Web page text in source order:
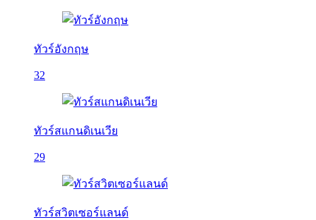
ทัวร์อังกฤษ
32
ทัวร์สแกนดิเนเวีย
29
ทัวร์สวิตเซอร์แลนด์